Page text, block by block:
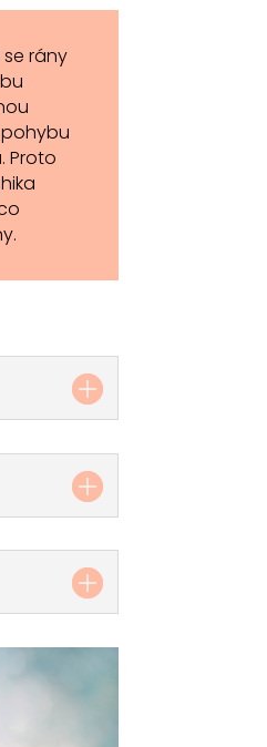
rány
Proto